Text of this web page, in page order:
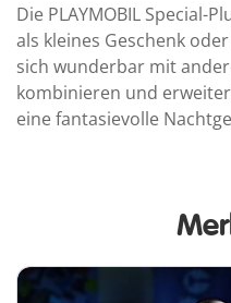
Die PLAYMOBIL Special-
als kleines Geschenk
sich wunderbar mit
kombinieren und
eine fantasievolle